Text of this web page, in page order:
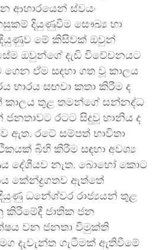
ආහාරයෙන් ස්වයං
දියුණුවීම සෞඛ්‍ය හා
දියුණුව මේ කිසිවක් ඔවුන්
ඔවුන්ගේ දැඩි විවේචනයට
ඒම සඳහා ගත වූ කාලය
භාරය සඟවා කතා කිරීම ද
කාලය තුළ තමන්ගේ සන්නද්ධ
ජනතාවට රටට සිදුවූ හානිය ද
රටේ සම්පත් භාවිතා
බිහි කිරීම සඳහා අවශ්‍ය
දේශීයව නැත. බොහෝ කොට
කේන්ද්‍රගතව ඇත්තේ
ධනේශ්වර රාජ්‍යයන් තුළ
කිරීමේදී ජාතික ජන
වන ජනතා විමුක්ති
දැවැන්ත ගැටීමක් ඇතිවීමේ